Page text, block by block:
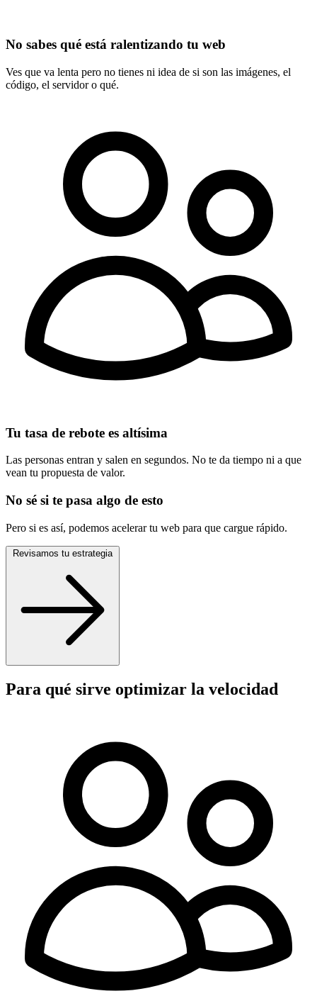
No sabes qué está ralentizando tu web
Ves que va lenta pero no tienes ni idea de si son las imágenes, el
código, el servidor o qué.
Tu tasa de rebote es altísima
Las personas entran y salen en segundos. No te da tiempo ni a que
vean tu propuesta de valor.
No sé si te pasa algo de esto
Pero si es así, podemos acelerar tu web para que cargue rápido.
Revisamos tu estrategia
Para qué sirve optimizar la velocidad